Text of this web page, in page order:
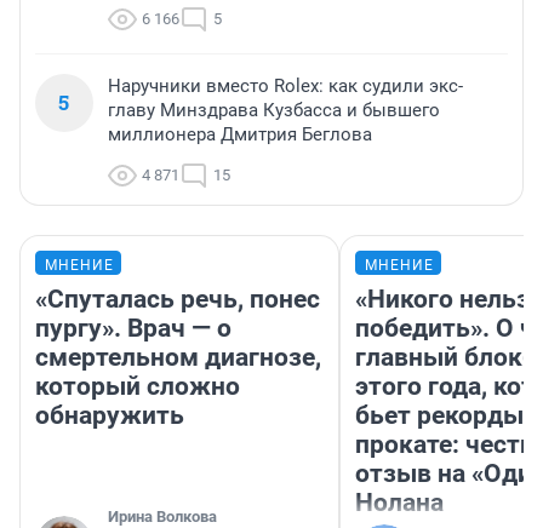
6 166 5
5
Наручники вместо Rolex: как судили экс-
главу Минздрава Кузбасса и бывшего
миллионера Дмитрия Беглова
4 871 15
МНЕНИЕ
«Спуталась речь, понес
пургу». Врач — о
смертельном диагнозе,
который сложно
обнаружить
Ирина Волкова
МНЕНИЕ
«Никого нельзя
победить». О
главный
этого года,
бьет рекорды в
прокате:
отзыв на
Нолана